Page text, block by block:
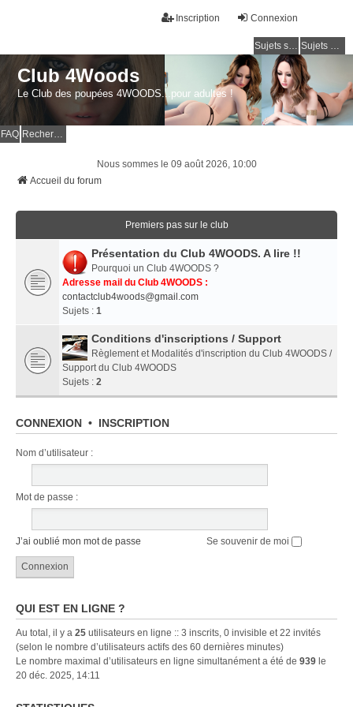
Connexion
Inscription
Sujets sans réponse Sujets actifs
Club 4Woods
Le Club des poupées 4WOODS...pour adultes !
FAQ
Nous sommes le 09 août 2026, 10:00
Accueil du forum
Premiers pas sur le club
Présentation du Club 4WOODS. A lire !!
Pourquoi un Club 4WOODS ?
Adresse mail du Club 4WOODS :
contactclub4woods@gmail.com
Sujets : 1
Conditions d'inscriptions / Support
Règlement et Modalités d'inscription du Club 4WOODS /
Support du Club 4WOODS
Sujets : 2
CONNEXION • INSCRIPTION
Nom d’utilisateur :
Mot de passe :
J’ai oublié mon mot de passe Se souvenir de moi
QUI EST EN LIGNE ?
Au total, il y a 25 utilisateurs en ligne :: 3 inscrits, 0 invisible et 22 invités
(selon le nombre d’utilisateurs actifs des 60 dernières minutes)
Le nombre maximal d’utilisateurs en ligne simultanément a été de 939 le
20 déc. 2025, 14:11